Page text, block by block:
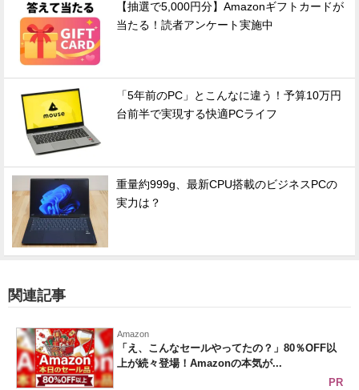
【抽選で5,000円分】Amazonギフトカードが
当たる！読者アンケート実施中
「5年前のPC」とこんなに違う！予算10万円
台前半で実現する快適PCライフ
重量約999g、最新CPU搭載のビジネスPCの
実力は？
関連記事
Amazon
「え、こんなセールやってたの？」80％OFF以
上が続々登場！Amazonの本気が...
PR